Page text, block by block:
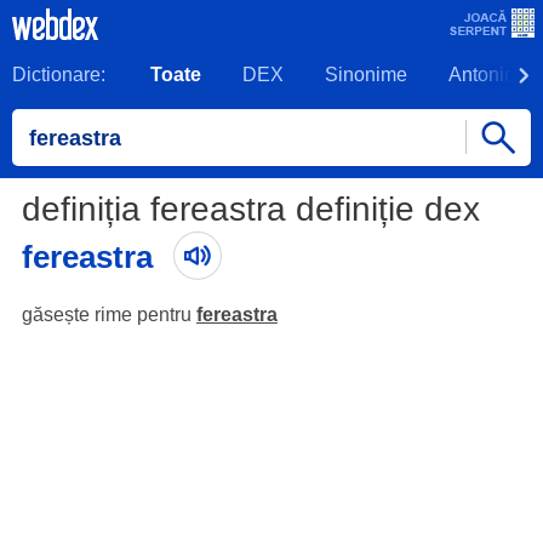
Dictionare: Toate DEX Sinonime Antonime
definiția fereastra definiție dex
fereastra
găsește rime pentru fereastra